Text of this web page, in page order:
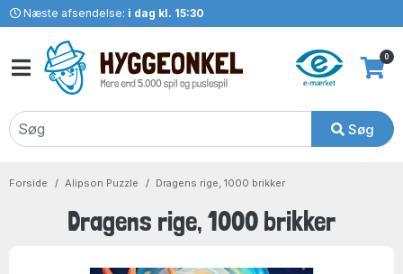
Næste afsendelse: i dag kl. 15:30
Søg
0
Forside Alipson Puzzle Dragens rige, 1000 brikker
Dragens rige, 1000 brikker